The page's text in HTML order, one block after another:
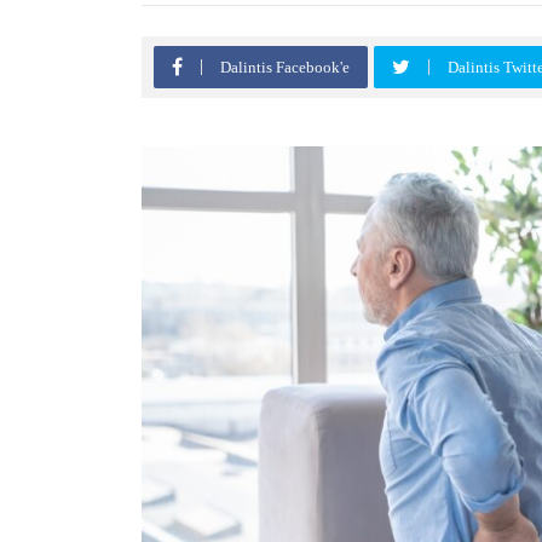
Dalintis Facebook'e Dalintis